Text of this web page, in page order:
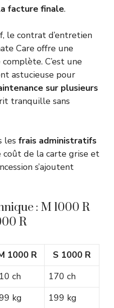
facture finale.
le contrat d’entretien
Care offre une
C’est une
astucieuse pour
sur plusieurs
tranquille sans
les frais administratifs
coût de la carte grise et
s’ajoutent
: M 1000 R
R
1000 R
S 1000 R
ch
170 ch
kg
199 kg